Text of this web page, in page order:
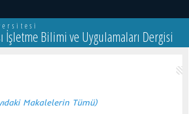
İşletme Bilimi ve Uygulamaları Dergisi
Makalelerin Tümü)